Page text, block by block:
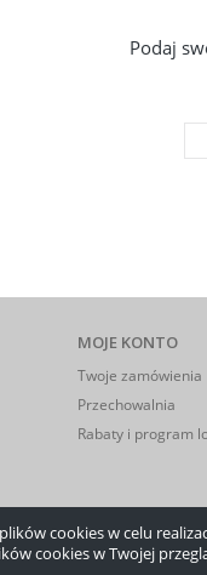
cookies w celu
cookies w Twojej
Podaj
MOJE KONTO
Twoje zamówienia
Przechowalnia
Rabaty i program